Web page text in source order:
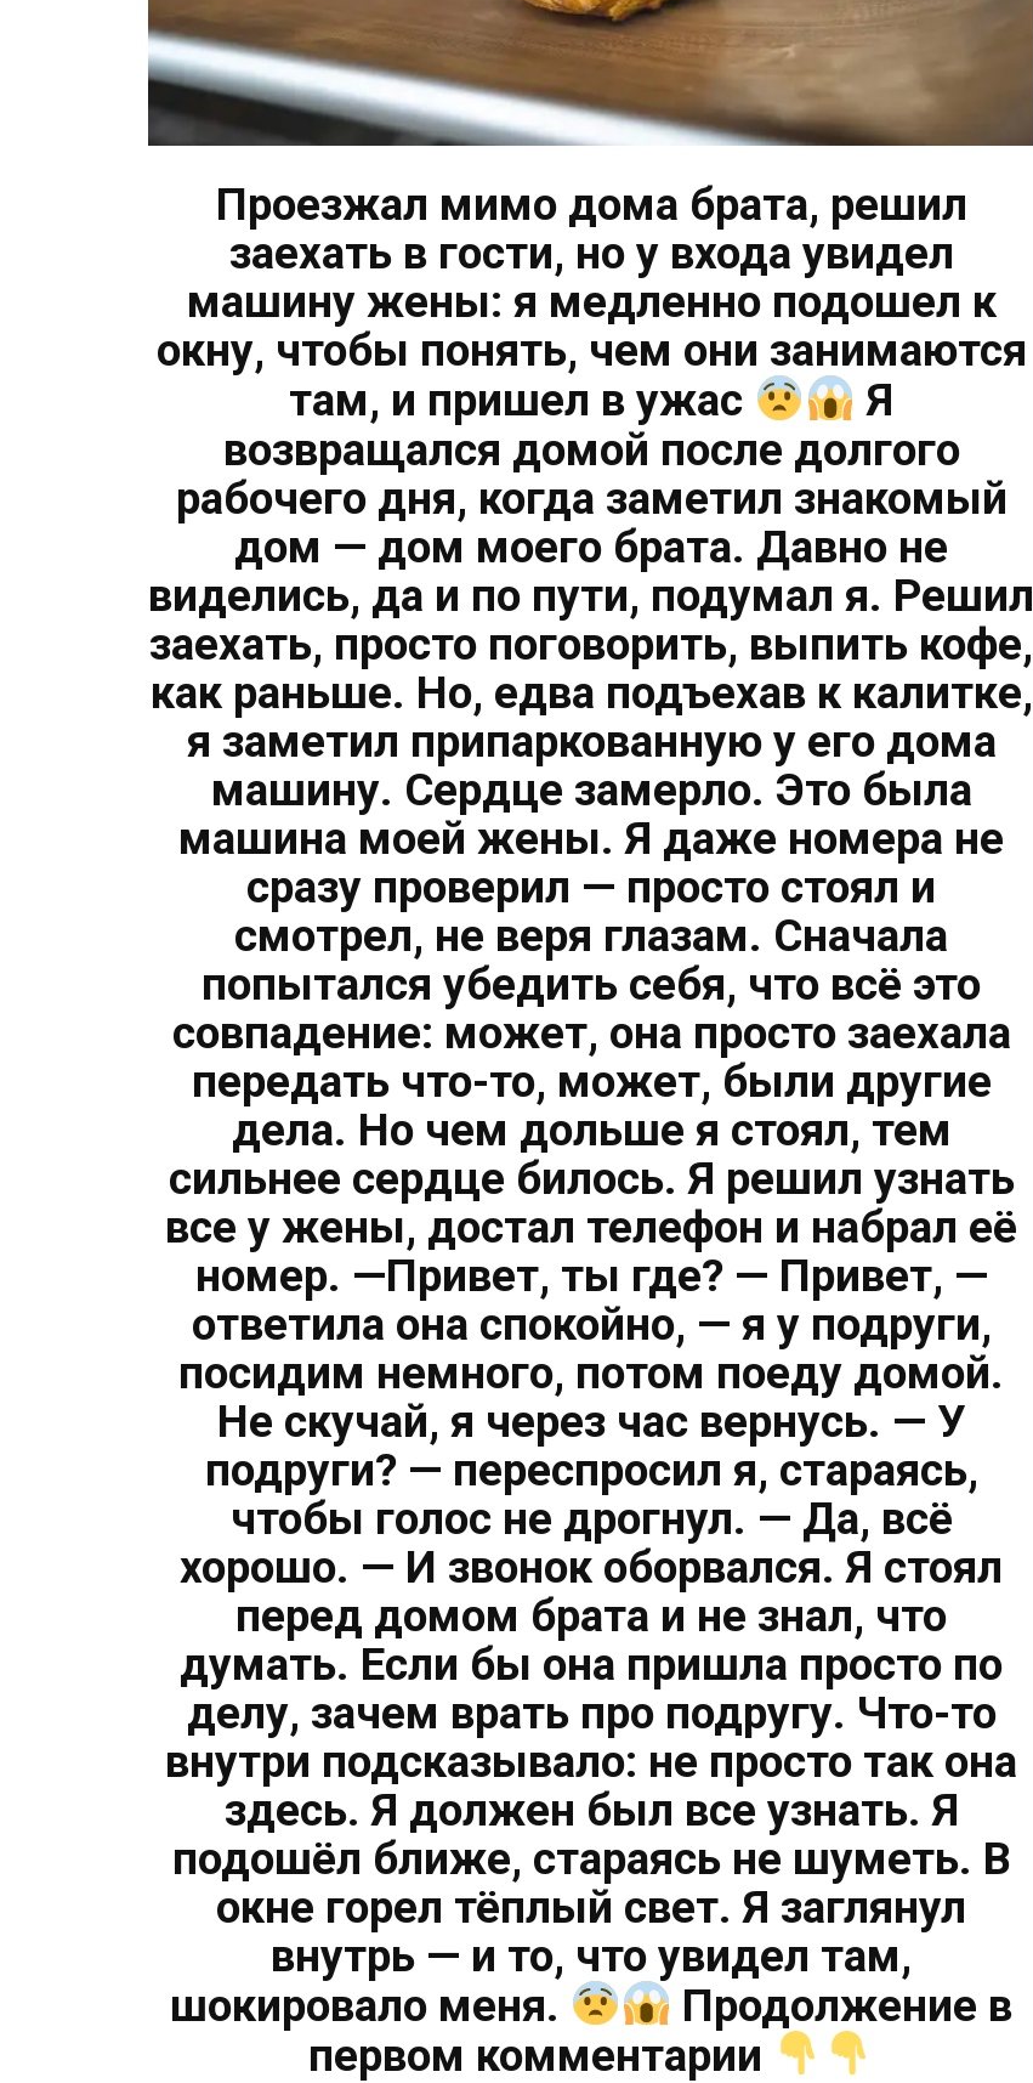
Проезжал мимо дома брата, решил
заехать в гости, но у входа увидел
машину жены: я медленно подошел к
окну, чтобы понять, чем они занимаются
там, и пришел в ужас
Я
возвращался домой после долгого
рабочего дня, когда заметил знакомый
дом — дом моего брата. Давно не
виделись, да и по пути, подумал я. Решил
заехать, просто поговорить, выпить кофе,
как раньше. Но, едва подъехав к калитке,
я заметил припаркованную у его дома
машину. Сердце замерло. Это была
машина моей жены. Я даже номера не
сразу проверил — просто стоял и
смотрел, не веря глазам. Сначала
попытался убедить себя, что всё это
совпадение: может, она просто заехала
передать что-то, может, были другие
дела. Но чем дольше я стоял, тем
сильнее сердце билось. Я решил узнать
все у жены, достал телефон и набрал её
номер. —Привет, ты где? — Привет, —
ответила она спокойно, — я у подруги,
посидим немного, потом поеду домой.
Не скучай, я через час вернусь. — У
подруги? — переспросил я, стараясь,
чтобы голос не дрогнул. — Да, всё
хорошо. — И звонок оборвался. Я стоял
перед домом брата и не знал, что
думать. Если бы она пришла просто по
делу, зачем врать про подругу. Что-то
внутри подсказывало: не просто так она
здесь. Я должен был все узнать. Я
подошёл ближе, стараясь не шуметь. В
окне горел тёплый свет. Я заглянул
внутрь — и то, что увидел там,
шокировало меня.
Продолжение в
первом комментарии